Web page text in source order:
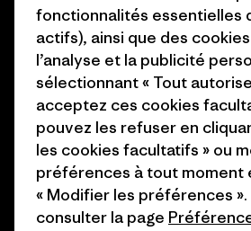
1% For The Planet
Comment nous
finançons
Cartes cadeaux
Nos magasins
Industry
Patagonia
site
fonctionnalités essentielles
actifs), ainsi que des
l’analyse et la publicité
sélectionnant « Tout
acceptez ces cookies
pouvez les refuser en
les cookies facultatifs » ou
préférences à tout moment
« Modifier les préférences ».
consulter la page